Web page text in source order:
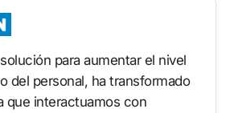
para aumentar el nivel
del personal, ha transformado
que interactuamos con